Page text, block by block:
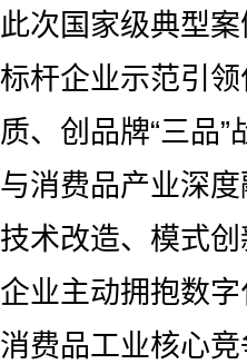
国家级典型案
杆企业示范引
、创品牌“三品”
消费品产业深
术改造、模式
业主动拥抱数
费品工业核心